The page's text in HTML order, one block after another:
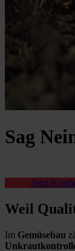
Sag
Jetzt
Weil
Im Gemüsebau